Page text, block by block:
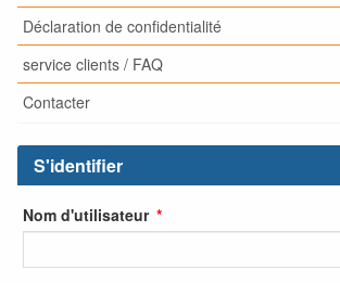
Déclaration de confidentialité
service clients / FAQ
Contacter
S'identifier
Nom d'utilisateur